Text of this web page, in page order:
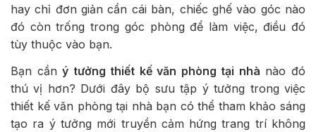
hay chỉ đơn giản cần cái bàn, chiếc ghế vào góc nào
đó còn trống trong góc phòng để làm việc, điều đó
tùy thuộc vào bạn.
Bạn cầný tưởng thiết kế văn phòng tại nhà nào đó
thú vị hơn? Dưới đây bộ sưu tập ý tưởng trong việc
thiết kế văn phòng tại nhà bạn có thể tham khảo sáng
tạo ra ý tưởng mới truyền cảm hứng trang trí không